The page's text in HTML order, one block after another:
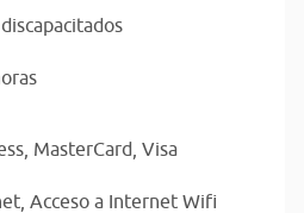
MasterCard, Visa
Acceso a Internet Wifi